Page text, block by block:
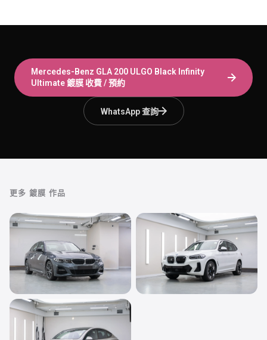
Mercedes-Benz GLA 200 ULGO Black Infinity
Ultimate 鍍膜 收費 / 預約
WhatsApp 查詢
更多 鍍膜 作品
鍍膜
BMW THE 3